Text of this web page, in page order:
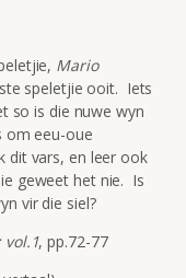
Mario
speletjie ooit. Iets
so is die nuwe wyn
om eeu-oue
dit vars, en leer ook
geweet het nie. Is
vir die siel?
vol.1, pp.72-77